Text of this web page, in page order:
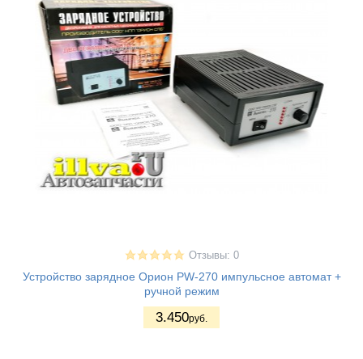
Отзывы: 0
Устройство зарядное Орион PW-270 импульсное автомат +
ручной режим
3.450руб.